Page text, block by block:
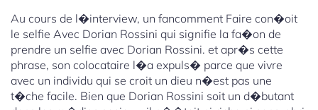
Au cours de l�interview, un fancomment Faire con�oit
le selfie Avec Dorian Rossini qui signifie la fa�on de
prendre un selfie avec Dorian Rossini. et apr�s cette
phrase, son colocataire l�a expuls� parce que vivre
avec un individu qui se croit un dieu n�est pas une
t�che facile. Bien que Dorian Rossini soit un d�butant